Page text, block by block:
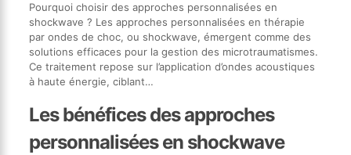
Pourquoi choisir des approches personnalisées en
shockwave ? Les approches personnalisées en thérapie
par ondes de choc, ou shockwave, émergent comme des
solutions efficaces pour la gestion des microtraumatismes.
Ce traitement repose sur l’application d’ondes acoustiques
à haute énergie, ciblant…
Les bénéfices des approches
personnalisées en shockwave